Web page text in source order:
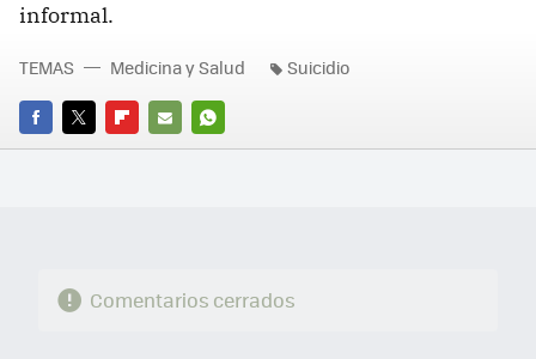
informal.
FACEBOOK
TWITTERFLIPBOARD
E-
WHATSAPP
TEMAS Medicina y Salud Suicidio
Comentarios cerrados